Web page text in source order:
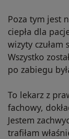
Poza tym jest
ciepła dla
wizyty czułam
Wszystko
po zabiegu
To lekarz z
fachowy,
Jestem
trafiłam